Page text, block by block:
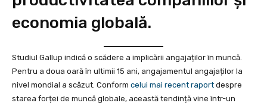
economia globală.
Studiul Gallup indică o scădere a implicării angajaților în muncă.
Pentru a doua oară în ultimii 15 ani, angajamentul angajaților la
nivel mondial a scăzut. Conform celui mai recent raport despre
starea forței de muncă globale, această tendință vine într-un